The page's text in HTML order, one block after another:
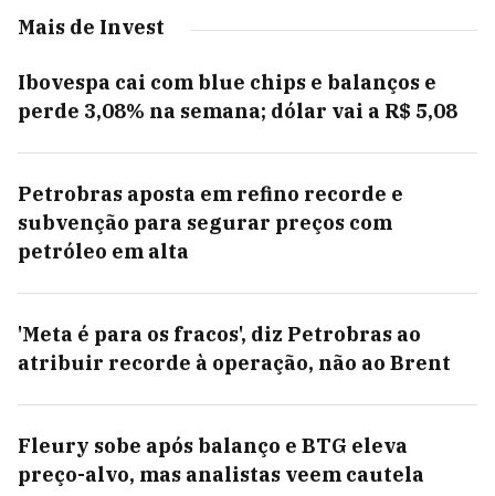
Mais de Invest
Ibovespa cai com blue chips e balanços e
perde 3,08% na semana; dólar vai a R$ 5,08
Petrobras aposta em refino recorde e
subvenção para segurar preços com
petróleo em alta
'Meta é para os fracos', diz Petrobras ao
atribuir recorde à operação, não ao Brent
Fleury sobe após balanço e BTG eleva
preço-alvo, mas analistas veem cautela